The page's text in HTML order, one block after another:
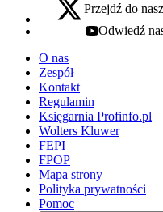
x - otwiera się w nowej
Przejdź do
youtube - otwiera
Odwiedź
O nas
Zespół
Kontakt
Regulamin
Księgarnia Profinfo.pl
Wolters Kluwer
FEPI
FPOP
Mapa strony
Polityka prywatności
Pomoc